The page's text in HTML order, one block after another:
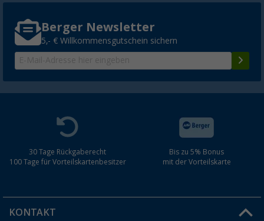
Berger Newsletter
5,- € Willkommensgutschein sichern
30 Tage Rückgaberecht
100 Tage für Vorteilskartenbesitzer
Bis zu 5% Bonus
mit der Vorteilskarte
KONTAKT